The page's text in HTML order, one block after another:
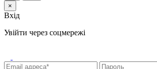
×
Вхід
Увійти через соцмережі